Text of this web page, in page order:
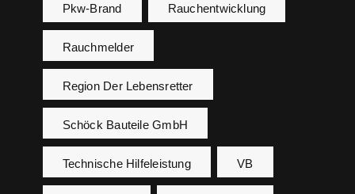
Pkw-Brand Rauchentwicklung
Rauchmelder
Region Der Lebensretter
Schöck Bauteile GmbH
Technische Hilfeleistung VB